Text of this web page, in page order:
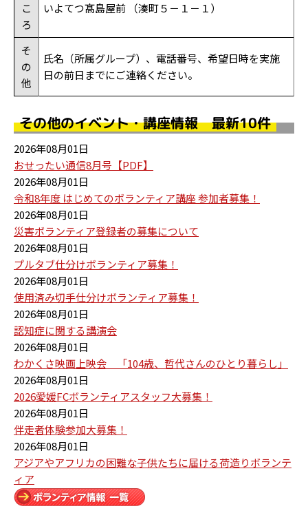
こ
ろ
いよてつ髙島屋前 （湊町５－１－１）
そ
の
他
氏名（所属グループ）、電話番号、希望日時を実施
日の前日までにご連絡ください。
その他のイベント・講座情報 最新10件
2026年08月01日
おせったい通信8月号【PDF】
2026年08月01日
令和8年度 はじめてのボランティア講座 参加者募集！
2026年08月01日
災害ボランティア登録者の募集について
2026年08月01日
プルタブ仕分けボランティア募集！
2026年08月01日
使用済み切手仕分けボランティア募集！
2026年08月01日
認知症に関する講演会
2026年08月01日
わかくさ映画上映会 「104歳、哲代さんのひとり暮らし」
2026年08月01日
2026愛媛FCボランティアスタッフ大募集！
2026年08月01日
伴走者体験参加大募集！
2026年08月01日
アジアやアフリカの困難な子供たちに届ける荷造りボランテ
ィア